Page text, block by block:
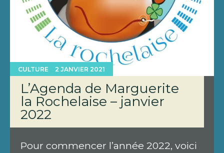
CULTURE 2 JANVIER 2021
L’Agenda de Marguerite
la Rochelaise – janvier
2022
Pour commencer l’année 2022, voici